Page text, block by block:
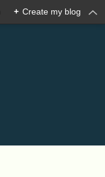
+ Create my blog